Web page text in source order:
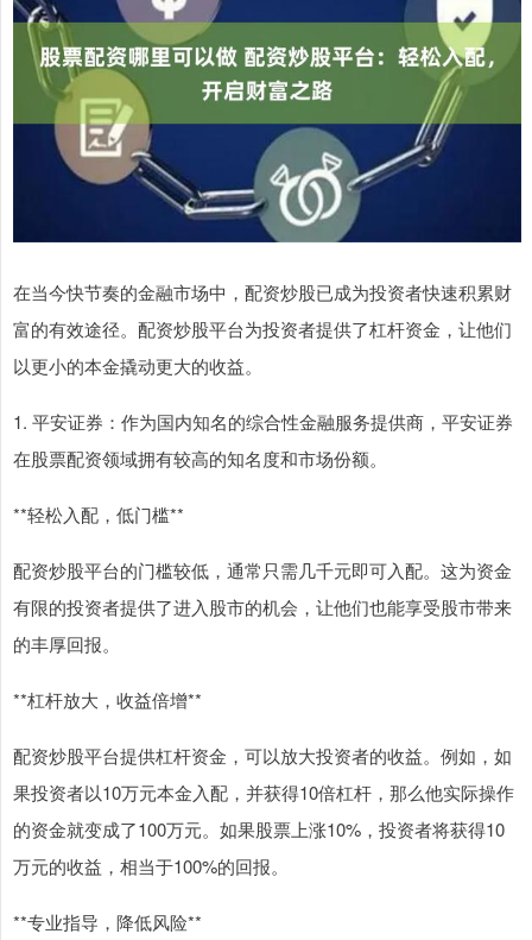
在当今快节奏的金融市场中，配资炒股已成为投资者快速积累财
富的有效途径。配资炒股平台为投资者提供了杠杆资金，让他们
以更小的本金撬动更大的收益。
1. 平安证券：作为国内知名的综合性金融服务提供商，平安证券
在股票配资领域拥有较高的知名度和市场份额。
**轻松入配，低门槛**
配资炒股平台的门槛较低，通常只需几千元即可入配。这为资金
有限的投资者提供了进入股市的机会，让他们也能享受股市带来
的丰厚回报。
**杠杆放大，收益倍增**
配资炒股平台提供杠杆资金，可以放大投资者的收益。例如，如
果投资者以10万元本金入配，并获得10倍杠杆，那么他实际操作
的资金就变成了100万元。如果股票上涨10%，投资者将获得10
万元的收益，相当于100%的回报。
**专业指导，降低风险**